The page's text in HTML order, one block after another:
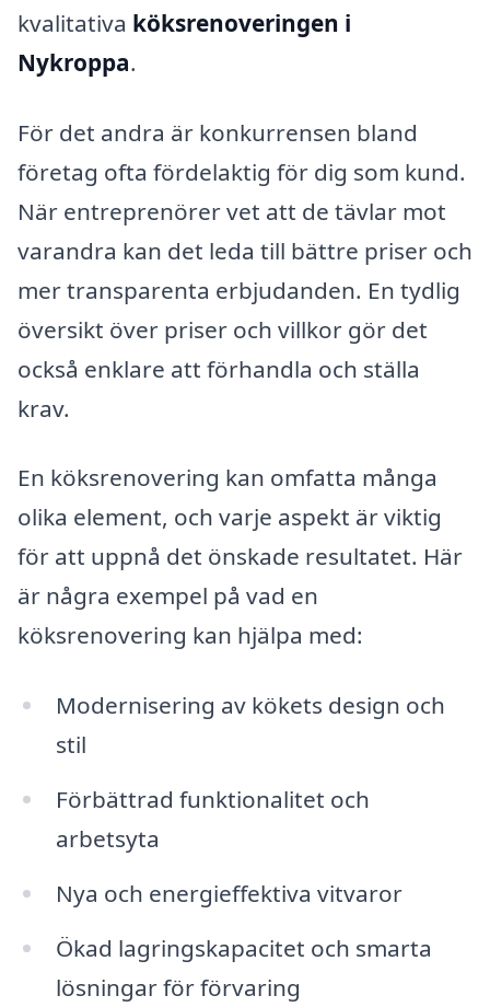
kvalitativa köksrenoveringen i
Nykroppa.
För det andra är konkurrensen bland
företag ofta fördelaktig för dig som kund.
När entreprenörer vet att de tävlar mot
varandra kan det leda till bättre priser och
mer transparenta erbjudanden. En tydlig
översikt över priser och villkor gör det
också enklare att förhandla och ställa
krav.
En köksrenovering kan omfatta många
olika element, och varje aspekt är viktig
för att uppnå det önskade resultatet. Här
är några exempel på vad en
köksrenovering kan hjälpa med:
Modernisering av kökets design och
stil
Förbättrad funktionalitet och
arbetsyta
Nya och energieffektiva vitvaror
Ökad lagringskapacitet och smarta
lösningar för förvaring